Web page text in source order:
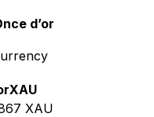
d’or
XAU
XAU